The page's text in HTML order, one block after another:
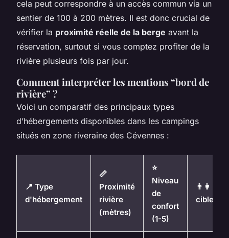
cela peut correspondre à un accès commun via un
sentier de 100 à 200 mètres. Il est donc crucial de
vérifier la proximité réelle de la berge avant la
réservation, surtout si vous comptez profiter de la
rivière plusieurs fois par jour.
Comment interpréter les mentions “bord de
rivière” ?
Voici un comparatif des principaux types
d’hébergements disponibles dans les campings
situés en zone riveraine des Cévennes :
📍 Type
d'hébergement
📏
Proximité
rivière
(mètres)
⭐
Niveau
de
confort
(1-5)
👨‍👩‍👧
cible